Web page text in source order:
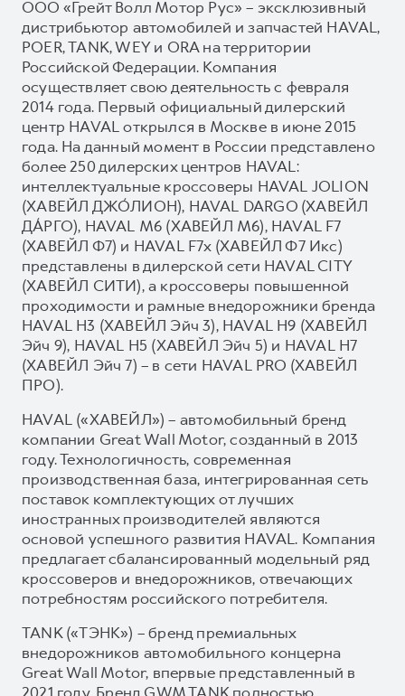
ООО «Грейт Волл Мотор Рус» – эксклюзивный
дистрибьютор автомобилей и запчастей HAVAL,
POER, TANK, WEY и ORA на территории
Российской Федерации. Компания
осуществляет свою деятельность с февраля
2014 года. Первый официальный дилерский
центр HAVAL открылся в Москве в июне 2015
года. На данный момент в России представлено
более 250 дилерских центров HAVAL:
интеллектуальные кроссоверы HAVAL JOLION
(ХАВЕЙЛ ДЖО́ЛИОН), HAVAL DARGO (ХАВЕЙЛ
ДА́РГО), HAVAL М6 (ХАВЕЙЛ M6), HAVAL F7
(ХАВЕЙЛ Ф7) и HAVAL F7x (ХАВЕЙЛ Ф7 Икс)
представлены в дилерской сети HAVAL CITY
(ХАВЕЙЛ СИТИ), а кроссоверы повышенной
проходимости и рамные внедорожники бренда
HAVAL H3 (ХАВЕЙЛ Эйч 3), HAVAL H9 (ХАВЕЙЛ
Эйч 9), HAVAL H5 (ХАВЕЙЛ Эйч 5) и HAVAL H7
(ХАВЕЙЛ Эйч 7) – в сети HAVAL PRO (ХАВЕЙЛ
ПРО).
HAVAL («ХАВЕЙЛ») – автомобильный бренд
компании Great Wall Motor, созданный в 2013
году. Технологичность, современная
производственная база, интегрированная сеть
поставок комплектующих от лучших
иностранных производителей являются
основой успешного развития HAVAL. Компания
предлагает сбалансированный модельный ряд
кроссоверов и внедорожников, отвечающих
потребностям российского потребителя.
TANK («ТЭНК») – бренд премиальных
внедорожников автомобильного концерна
Great Wall Motor, впервые представленный в